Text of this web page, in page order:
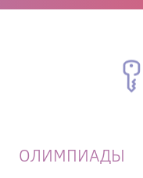
ОЛИМПИАДЫ